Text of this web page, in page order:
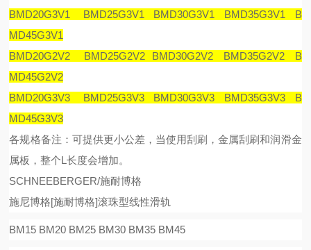
BMD20G3V1 BMD25G3V1 BMD30G3V1 BMD35G3V1 B
MD45G3V1
BMD20G2V2 BMD25G2V2 BMD30G2V2 BMD35G2V2 B
MD45G2V2
BMD20G3V3 BMD25G3V3 BMD30G3V3 BMD35G3V3 B
MD45G3V3
各规格备注：可提供更小公差，当使用刮刷，金属刮刷和润滑金
属板，整个L长度会增加。
SCHNEEBERGER/施耐博格
施尼博格[施耐博格]滚珠型线性滑轨
BM15 BM20 BM25 BM30 BM35 BM45